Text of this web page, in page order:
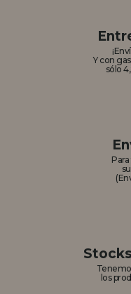
Y con
sólo
los